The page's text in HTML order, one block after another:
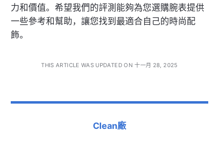
力和價值。希望我們的評測能夠為您選購腕表提供
一些參考和幫助，讓您找到最適合自己的時尚配
飾。
THIS ARTICLE WAS UPDATED ON 十一月 28, 2025
Clean廠